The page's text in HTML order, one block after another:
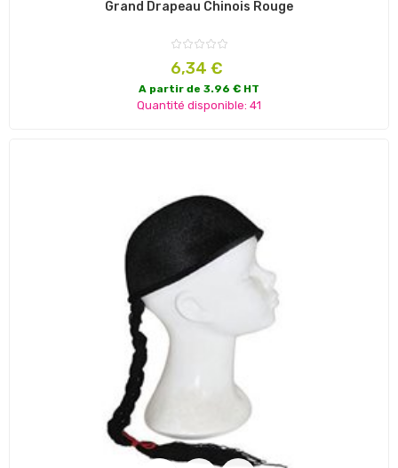
Grand Drapeau Chinois Rouge
Prix
6,34 €
A partir de 3.96 € HT
Quantité disponible: 41